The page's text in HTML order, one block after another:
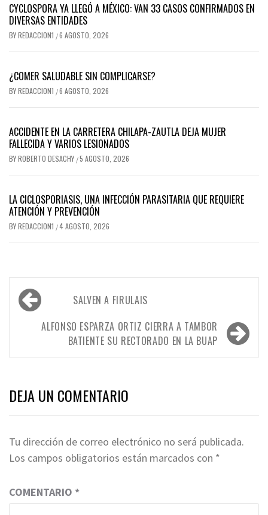
CYCLOSPORA YA LLEGÓ A MÉXICO: VAN 33 CASOS CONFIRMADOS EN
DIVERSAS ENTIDADES
BYREDACCION1 /6 AGOSTO, 2026
¿COMER SALUDABLE SIN COMPLICARSE?
BYREDACCION1 /6 AGOSTO, 2026
ACCIDENTE EN LA CARRETERA CHILAPA-ZAUTLA DEJA MUJER
FALLECIDA Y VARIOS LESIONADOS
BYROBERTO DESACHY /5 AGOSTO, 2026
LA CICLOSPORIASIS, UNA INFECCIÓN PARASITARIA QUE REQUIERE
ATENCIÓN Y PREVENCIÓN
BYREDACCION1 /4 AGOSTO, 2026
Navegación
de
entradas
SALVEN A FIRULAIS
ALFONSO ESPARZA ORTIZ CIERRA A TAMBOR
BATIENTE SU RECTORADO EN LA BUAP
DEJA UN COMENTARIO
Tu dirección de correo electrónico no será publicada.
Los campos obligatorios están marcados con *
COMENTARIO *